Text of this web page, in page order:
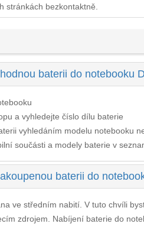
stránkách bezkontaktně.
baterii do notebooku
a vyhledejte číslo dílu baterie
vyhledáním modelu notebooku
součásti a modely baterie v
baterii do
ve středním nabití. V tuto chvíli
zdrojem. Nabíjení baterie do